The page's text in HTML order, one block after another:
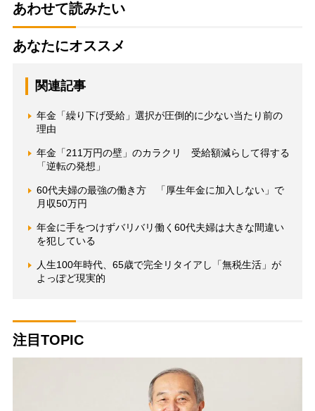
あわせて読みたい
あなたにオススメ
関連記事
年金「繰り下げ受給」選択が圧倒的に少ない当たり前の
理由
年金「211万円の壁」のカラクリ 受給額減らして得する
「逆転の発想」
60代夫婦の最強の働き方 「厚生年金に加入しない」で
月収50万円
年金に手をつけずバリバリ働く60代夫婦は大きな間違い
を犯している
人生100年時代、65歳で完全リタイアし「無税生活」が
よっぽど現実的
注目TOPIC